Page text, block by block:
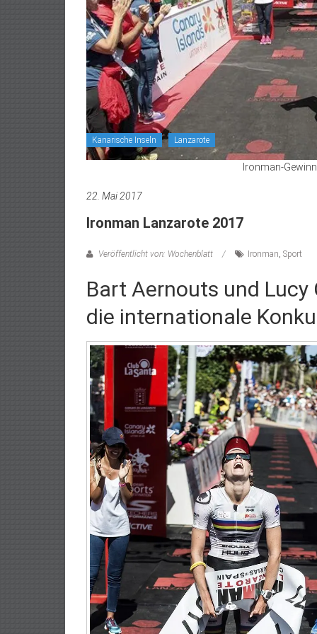
Kanarische Inseln Lanzarote
Ironman-
22. Mai 2017
Ironman Lanzarote 2017
Veröffentlicht von: Wochenblatt Ironman, Sport
Bart Aernouts und
die internationale